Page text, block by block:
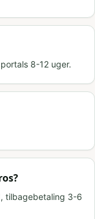
8-12 uger.
tilbagebetaling 3-6